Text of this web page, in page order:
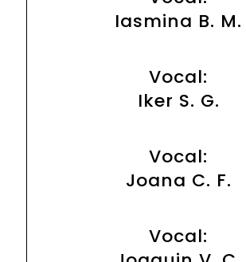
Iasmina B. M.
Vocal:
Iker S. G.
Vocal:
Joana C. F.
Vocal: